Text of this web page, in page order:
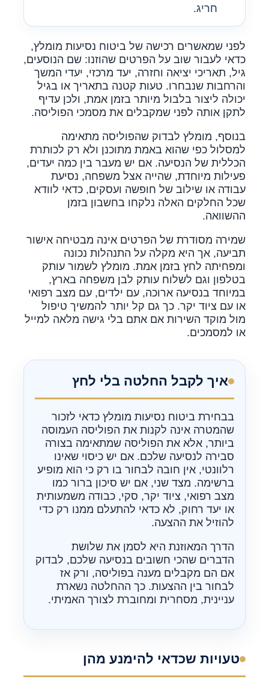
חריג.
לפני שמאשרים רכישה של ביטוח נסיעות מומלץ,
כדאי לעבור שוב על הפרטים שהוזנו: שם הנוסעים,
גיל, תאריכי יציאה וחזרה, יעד מרכזי, יעדי המשך
והרחבות שנבחרו. טעות קטנה בתאריך או בגיל
יכולה ליצור בלבול מיותר בזמן אמת, ולכן עדיף
לתקן אותה לפני שמקבלים את מסמכי הפוליסה.
בנוסף, מומלץ לבדוק שהפוליסה מתאימה
למסלול כפי שהוא באמת מתוכנן ולא רק לכותרת
הכללית של הנסיעה. אם יש מעבר בין כמה יעדים,
פעילות מיוחדת, שהייה אצל משפחה, נסיעת
עבודה או שילוב של חופשה ועסקים, כדאי לוודא
שכל החלקים האלה נלקחו בחשבון בזמן
ההשוואה.
שמירה מסודרת של הפרטים אינה מבטיחה אישור
תביעה, אך היא מקלה על התנהלות נכונה
ומפחיתה לחץ בזמן אמת. מומלץ לשמור עותק
בטלפון וגם לשלוח עותק לבן משפחה בארץ,
במיוחד בנסיעה ארוכה, עם ילדים, עם מצב רפואי
או עם ציוד יקר. כך גם קל יותר להמשיך טיפול
מול מוקד השירות אם אתם בלי גישה מלאה למייל
או למסמכים.
איך לקבל החלטה בלי לחץ
בבחירת ביטוח נסיעות מומלץ כדאי לזכור
שהמטרה אינה לקנות את הפוליסה העמוסה
ביותר, אלא את הפוליסה שמתאימה בצורה
סבירה לנסיעה שלכם. אם יש כיסוי שאינו
רלוונטי, אין חובה לבחור בו רק כי הוא מופיע
ברשימה. מצד שני, אם יש סיכון ברור כמו
מצב רפואי, ציוד יקר, סקי, כבודה משמעותית
או יעד רחוק, לא כדאי להתעלם ממנו רק כדי
להוזיל את ההצעה.
הדרך המאוזנת היא לסמן את שלושת
הדברים שהכי חשובים בנסיעה שלכם, לבדוק
אם הם מקבלים מענה בפוליסה, ורק אז
לבחור בין ההצעות. כך ההחלטה נשארת
עניינית, מסחרית ומחוברת לצורך האמיתי.
טעויות שכדאי להימנע מהן